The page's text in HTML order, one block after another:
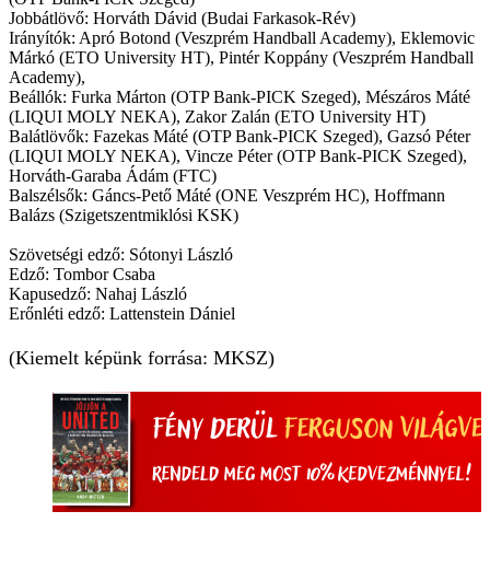
Jobbátlövő: Horváth Dávid (Budai Farkasok-Rév)
Irányítók: Apró Botond (Veszprém Handball Academy), Eklemovic
Márkó (ETO University HT), Pintér Koppány (Veszprém Handball
Academy),
Beállók: Furka Márton (OTP Bank-PICK Szeged), Mészáros Máté
(LIQUI MOLY NEKA), Zakor Zalán (ETO University HT)
Balátlövők: Fazekas Máté (OTP Bank-PICK Szeged), Gazsó Péter
(LIQUI MOLY NEKA), Vincze Péter (OTP Bank-PICK Szeged),
Horváth-Garaba Ádám (FTC)
Balszélsők: Gáncs-Pető Máté (ONE Veszprém HC), Hoffmann
Balázs (Szigetszentmiklósi KSK)
Szövetségi edző: Sótonyi László
Edző: Tombor Csaba
Kapusedző: Nahaj László
Erőnléti edző: Lattenstein Dániel
(Kiemelt képünk forrása: MKSZ)